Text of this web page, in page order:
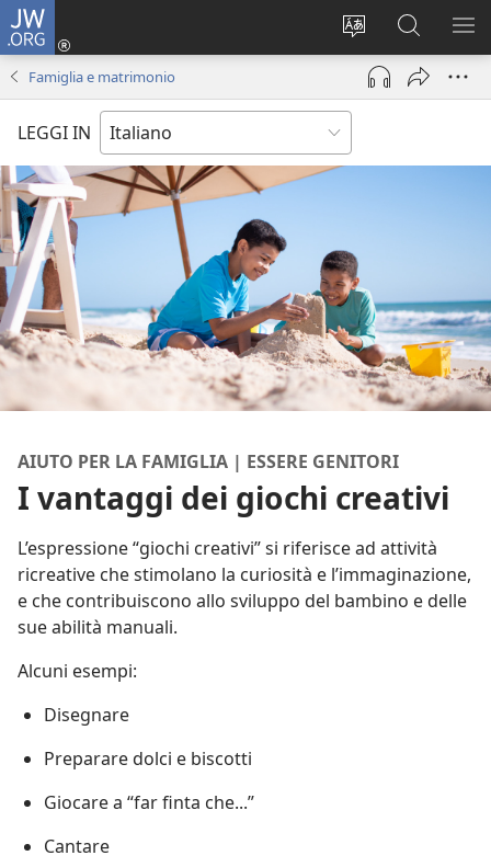
JW.ORG
Modificare
lingua
Accedi
(apre
nuova
finestra)
Cerca
in
JW.ORG
Famiglia e matrimonio
LEGGI IN
AIUTO PER LA FAMIGLIA | ESSERE GENITORI
I vantaggi dei giochi creativi
L’espressione “giochi creativi” si riferisce ad attività
ricreative che stimolano la curiosità e l’immaginazione,
e che contribuiscono allo sviluppo del bambino e delle
sue abilità manuali.
Alcuni esempi:
Disegnare
Preparare dolci e biscotti
Giocare a “far finta che...”
Cantare